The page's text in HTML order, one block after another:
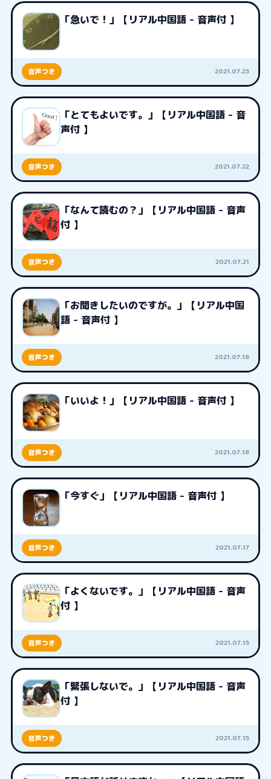
「急いで！」【リアル中国語 - 音声付 】
音声つき 2021.07.23
「とてもよいです。」【リアル中国語 - 音
声付 】
音声つき 2021.07.22
「なんて読むの？」【リアル中国語 - 音声
付 】
音声つき 2021.07.21
「お聞きしたいのですが。」【リアル中国
語 - 音声付 】
音声つき 2021.07.18
「いいよ！」【リアル中国語 - 音声付 】
音声つき 2021.07.18
「今すぐ」【リアル中国語 - 音声付 】
音声つき 2021.07.17
「よくないです。」【リアル中国語 - 音声
付 】
音声つき 2021.07.15
「緊張しないで。」【リアル中国語 - 音声
付 】
音声つき 2021.07.15